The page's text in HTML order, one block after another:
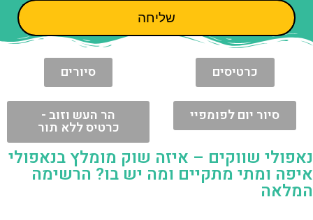
שליחה
כרטיסים סיורים
סיור יום לפומפיי הר העש וזוב -
כרטיס ללא תור
נאפולי שווקים – איזה שוק מומלץ בנאפולי
איפה ומתי מתקיים ומה יש בו? הרשימה
המלאה